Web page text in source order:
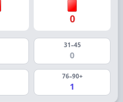
0
31–45
0
76–90+
1